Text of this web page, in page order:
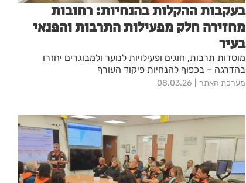
בעקבות ההקלות בהנחיות: רחובות
מחזירה חלק מפעילות התרבות והפנאי
בעיר
מוסדות תרבות, חוגים ופעילויות לנוער ולמבוגרים יחזרו
בהדרגה – בכפוף להנחיות פיקוד העורף
מערכת האתר 08.03.26